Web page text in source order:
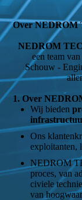
Over NEDROM
NEDROM
een team
Schouw -
1. Over
Wij bieden
Ons
exploitanten,
NEDROM
proces, van
civiele
van